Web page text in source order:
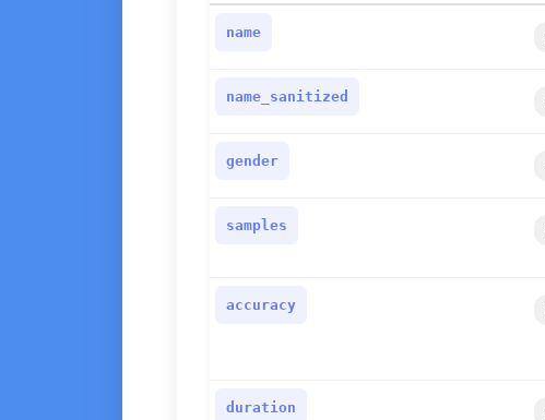
name
name_sanitized
gender
samples
accuracy
duration